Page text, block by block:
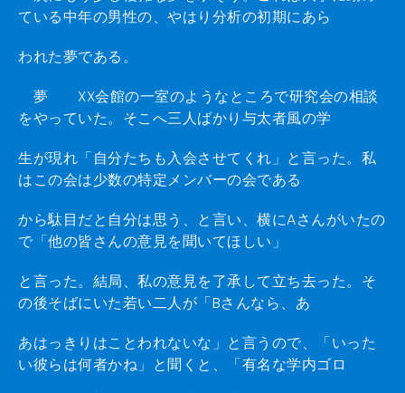
ている中年の男性の、やはり分析の初期にあら
われた夢である。
夢 XX会館の一室のようなところで研究会の相談
をやっていた。そこへ三人ばかり与太者風の学
生が現れ「自分たちも入会させてくれ」と言った。私
はこの会は少数の特定メンバーの会である
から駄目だと自分は思う、と言い、横にAさんがいたの
で「他の皆さんの意見を聞いてほしい」
と言った。結局、私の意見を了承して立ち去った。そ
の後そばにいた若い二人が「Bさんなら、あ
あはっきりはことわれないな」と言うので、「いった
い彼らは何者かね」と聞くと、「有名な学内ゴロ